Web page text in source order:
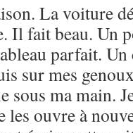
La voiture
Il fait beau. Un
parfait.
sur mes
sous ma main.
les ouvre à